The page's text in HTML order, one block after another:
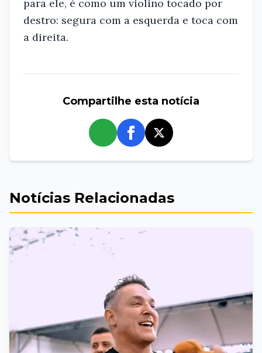
para ele, é como um violino tocado por
destro: segura com a esquerda e toca com
a direita.
Compartilhe esta notícia
whatsapp
Notícias Relacionadas